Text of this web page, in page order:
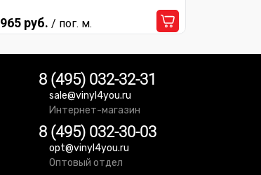
965 руб. / пог. м.
8 (495) 032-32-31
sale@vinyl4you.ru
Интернет-магазин
8 (495) 032-30-03
opt@vinyl4you.ru
Оптовый отдел